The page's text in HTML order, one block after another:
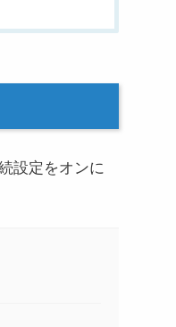
設定をオンに